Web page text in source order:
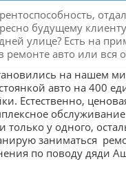
будущему
улице? Есть на
авто или вся
на нашем
авто на 400
Естественно,
только у одного,
заниматься
по поводу дяди